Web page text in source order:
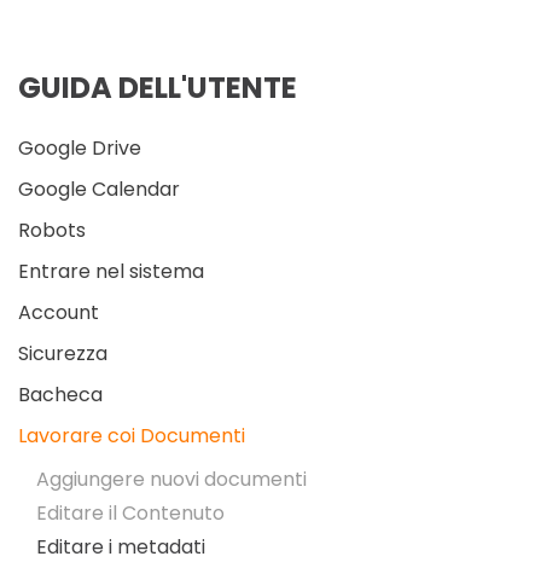
GUIDA DELL'UTENTE
Google Drive
Google Calendar
Robots
Entrare nel sistema
Account
Sicurezza
Bacheca
Lavorare coi Documenti
Aggiungere nuovi documenti
Editare il Contenuto
Editare i metadati